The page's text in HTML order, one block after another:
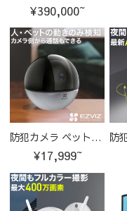
¥390,000~
防犯カメラ ペット カメラ 留守 ワイヤレス wifi 無線 家庭用 監視カメラ
¥17,999~